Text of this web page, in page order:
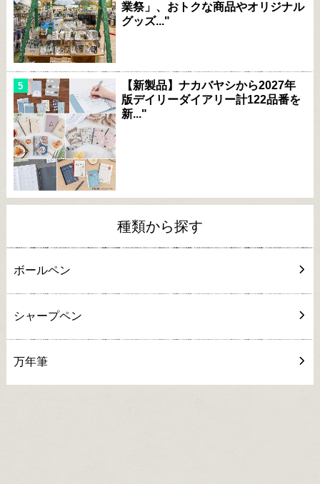
業祭」、おトクな商品やオリジナル
グッズ..."
【新製品】ナカバヤシから2027年
版デイリーダイアリー計122品番を
新..."
種類から探す
ボールペン
シャープペン
万年筆